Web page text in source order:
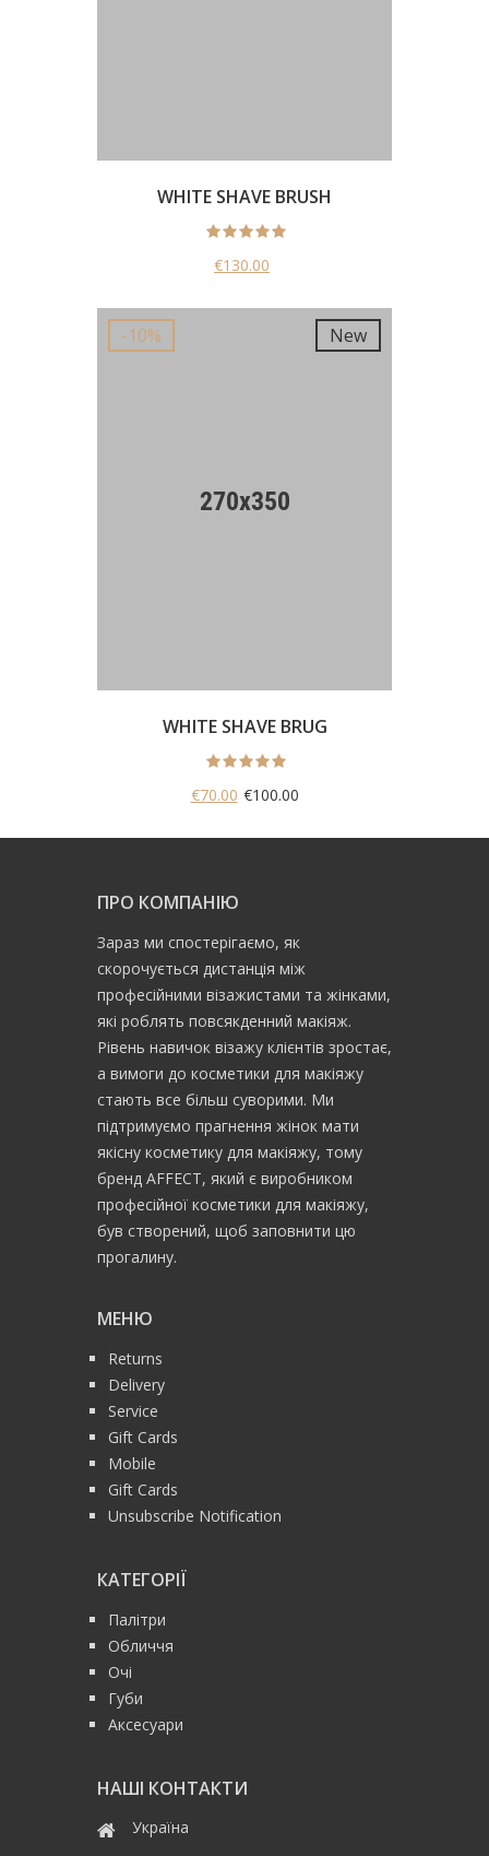
WHITE SHAVE BRUSH
€130.00
-10% New
WHITE SHAVE BRUG
€70.00 €100.00
ПРО КОМПАНІЮ
Зараз ми спостерігаємо, як
скорочується дистанція між
професійними візажистами та жінками,
які роблять повсякденний макіяж.
Рівень навичок візажу клієнтів зростає,
а вимоги до косметики для макіяжу
стають все більш суворими. Ми
підтримуємо прагнення жінок мати
якісну косметику для макіяжу, тому
бренд AFFECT, який є виробником
професійної косметики для макіяжу,
був створений, щоб заповнити цю
прогалину.
МЕНЮ
Returns
Delivery
Service
Gift Cards
Mobile
Gift Cards
Unsubscribe Notification
КАТЕГОРІЇ
Палітри
Обличчя
Очі
Губи
Аксесуари
НАШІ КОНТАКТИ
Україна